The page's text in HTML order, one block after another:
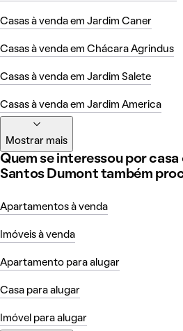
Casas à venda em Jardim Caner
Casas à venda em Chácara Agrindus
Casas à venda em Jardim Salete
Casas à venda em Jardim America
Mostrar mais
Quem se interessou por casa
Santos Dumont também
Apartamentos à venda
Imóveis à venda
Apartamento para alugar
Casa para alugar
Imóvel para alugar